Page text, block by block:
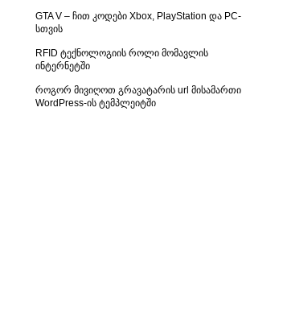
GTA V – ჩით კოდები Xbox, PlayStation და PC-
სთვის
RFID ტექნოლოგიის როლი მომავლის
ინტერნეტში
როგორ მივიღოთ გრავატარის url მისამართი
WordPress-ის ტემპლეიტში